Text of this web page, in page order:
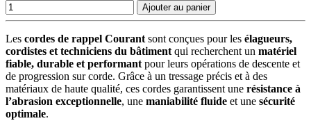
Ajouter au panier
Les cordes de rappel Courant sont conçues pour les élagueurs,
cordistes et techniciens du bâtiment qui recherchent un matériel
fiable, durable et performant pour leurs opérations de descente et
de progression sur corde. Grâce à un tressage précis et à des
matériaux de haute qualité, ces cordes garantissent une résistance à
l’abrasion exceptionnelle, une maniabilité fluide et une sécurité
optimale.